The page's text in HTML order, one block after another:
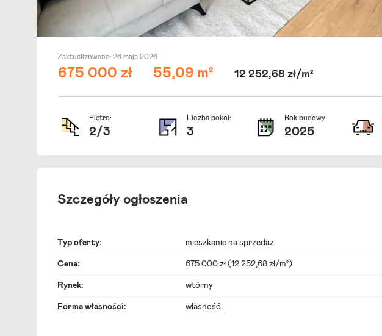
Zaktualizowane: 26 maja 2026
675 000 zł 55,09 m² 12 252,68 zł/m²
Piętro:
2/3
Liczba pokoi:
3
Rok budowy:
2025
Szczegóły ogłoszenia
Typ oferty: mieszkanie na sprzedaż
Cena: 675 000 zł (12 252,68 zł/m²)
Rynek: wtórny
Forma własności: własność